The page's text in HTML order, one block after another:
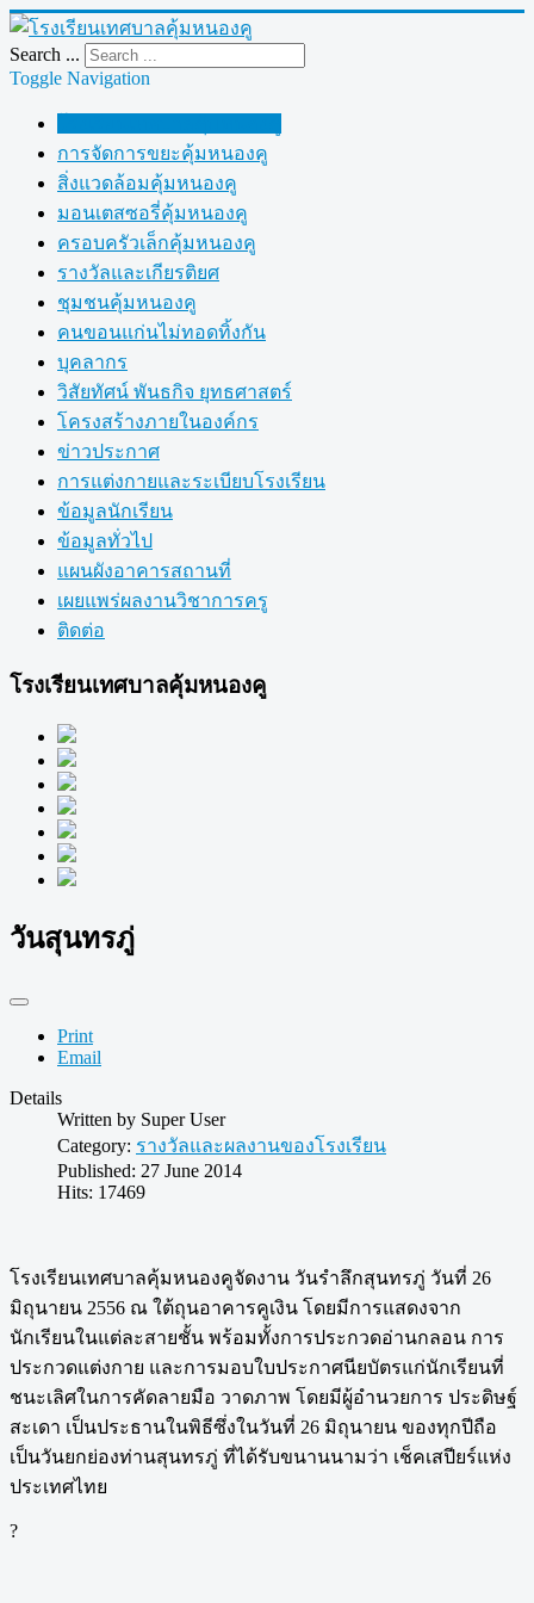
Search ...
Toggle Navigation
การจัดการขยะคุ้มหนองคู
สิ่งแวดล้อมคุ้มหนองคู
มอนเตสซอรี่คุ้มหนองคู
ครอบครัวเล็กคุ้มหนองคู
รางวัลและเกียรติยศ
ชุมชนคุ้มหนองคู
คนขอนแก่นไม่ทอดทิ้งกัน
บุคลากร
วิสัยทัศน์ พันธกิจ ยุทธศาสตร์
โครงสร้างภายในองค์กร
ข่าวประกาศ
การแต่งกายและระเบียบโรงเรียน
ข้อมูลนักเรียน
ข้อมูลทั่วไป
แผนผังอาคารสถานที่
เผยแพร่ผลงานวิชาการครู
ติดต่อ
โรงเรียนเทศบาลคุ้มหนองคู
วันสุนทรภู่
Print
Email
Details
Written by Super User
Category: รางวัลและผลงานของโรงเรียน
Published: 27 June 2014
Hits: 17469
โรงเรียนเทศบาลคุ้มหนองคูจัดงาน วันรำลึกสุนทรภู่ วันที่ 26
มิถุนายน 2556 ณ ใต้ถุนอาคารคูเงิน โดยมีการแสดงจาก
นักเรียนในแต่ละสายชั้น พร้อมทั้งการประกวดอ่านกลอน การ
ประกวดแต่งกาย และการมอบใบประกาศนียบัตรแก่นักเรียนที่
ชนะเลิศในการคัดลายมือ วาดภาพ โดยมีผู้อำนวยการ ประดิษฐ์
สะเดา เป็นประธานในพิธีซึ่งในวันที่ 26 มิถุนายน ของทุกปีถือ
เป็นวันยกย่องท่านสุนทรภู่ ที่ได้รับขนานนามว่า เช็คเสปียร์แห่ง
ประเทศไทย
?